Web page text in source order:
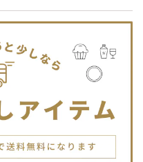
Jellycat ジェリーキャット | Bashful Tiger Huge とら ぬいぐるみ 大きいサイズ
ランドなので、どんな子
愛い子が届いて良かった
みんな可愛い子なので嬉